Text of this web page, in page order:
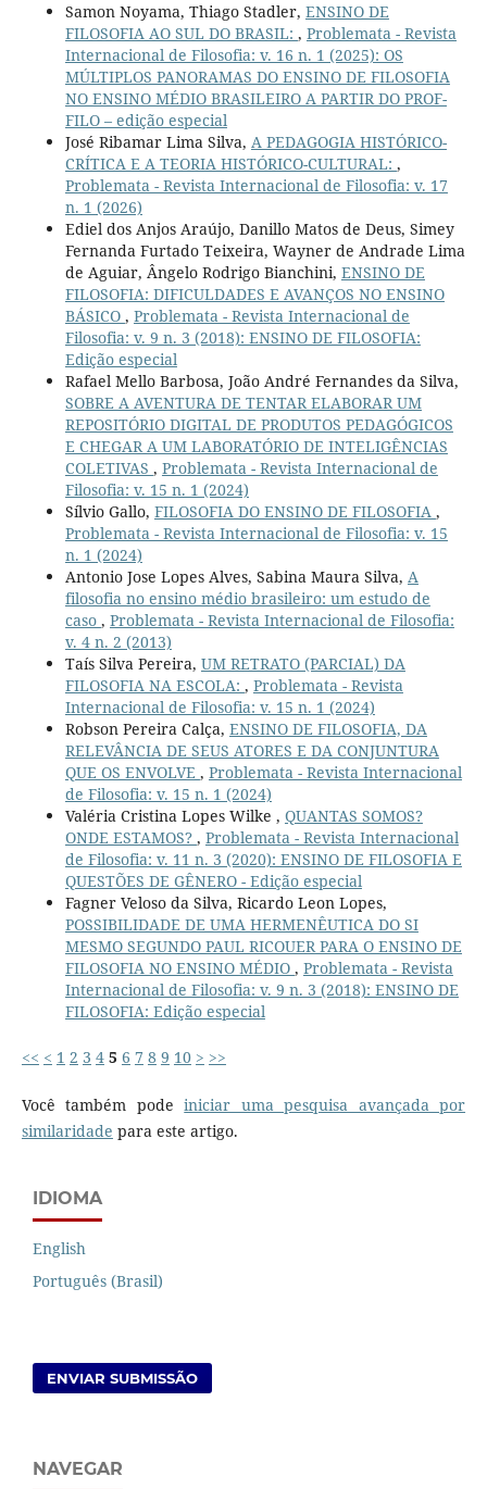
Samon Noyama, Thiago Stadler, ENSINO DE
FILOSOFIA AO SUL DO BRASIL: , Problemata - Revista
Internacional de Filosofia: v. 16 n. 1 (2025): OS
MÚLTIPLOS PANORAMAS DO ENSINO DE FILOSOFIA
NO ENSINO MÉDIO BRASILEIRO A PARTIR DO PROF-
FILO – edição especial
José Ribamar Lima Silva, A PEDAGOGIA HISTÓRICO-
CRÍTICA E A TEORIA HISTÓRICO-CULTURAL: ,
Problemata - Revista Internacional de Filosofia: v. 17
n. 1 (2026)
Ediel dos Anjos Araújo, Danillo Matos de Deus, Simey
Fernanda Furtado Teixeira, Wayner de Andrade Lima
de Aguiar, Ângelo Rodrigo Bianchini, ENSINO DE
FILOSOFIA: DIFICULDADES E AVANÇOS NO ENSINO
BÁSICO , Problemata - Revista Internacional de
Filosofia: v. 9 n. 3 (2018): ENSINO DE FILOSOFIA:
Edição especial
Rafael Mello Barbosa, João André Fernandes da Silva,
SOBRE A AVENTURA DE TENTAR ELABORAR UM
REPOSITÓRIO DIGITAL DE PRODUTOS PEDAGÓGICOS
E CHEGAR A UM LABORATÓRIO DE INTELIGÊNCIAS
COLETIVAS , Problemata - Revista Internacional de
Filosofia: v. 15 n. 1 (2024)
Sílvio Gallo, FILOSOFIA DO ENSINO DE FILOSOFIA ,
Problemata - Revista Internacional de Filosofia: v. 15
n. 1 (2024)
Antonio Jose Lopes Alves, Sabina Maura Silva, A
filosofia no ensino médio brasileiro: um estudo de
caso , Problemata - Revista Internacional de Filosofia:
v. 4 n. 2 (2013)
Taís Silva Pereira, UM RETRATO (PARCIAL) DA
FILOSOFIA NA ESCOLA: , Problemata - Revista
Internacional de Filosofia: v. 15 n. 1 (2024)
Robson Pereira Calça, ENSINO DE FILOSOFIA, DA
RELEVÂNCIA DE SEUS ATORES E DA CONJUNTURA
QUE OS ENVOLVE , Problemata - Revista Internacional
de Filosofia: v. 15 n. 1 (2024)
Valéria Cristina Lopes Wilke , QUANTAS SOMOS?
ONDE ESTAMOS? , Problemata - Revista Internacional
de Filosofia: v. 11 n. 3 (2020): ENSINO DE FILOSOFIA E
QUESTÕES DE GÊNERO - Edição especial
Fagner Veloso da Silva, Ricardo Leon Lopes,
POSSIBILIDADE DE UMA HERMENÊUTICA DO SI
MESMO SEGUNDO PAUL RICOUER PARA O ENSINO DE
FILOSOFIA NO ENSINO MÉDIO , Problemata - Revista
Internacional de Filosofia: v. 9 n. 3 (2018): ENSINO DE
FILOSOFIA: Edição especial
<< < 1 2 3 4 5 6 7 8 9 10 > >>
Você também podeiniciar uma pesquisa avançada por
similaridade para este artigo.
IDIOMA
English
Português (Brasil)
ENVIAR SUBMISSÃO
NAVEGAR